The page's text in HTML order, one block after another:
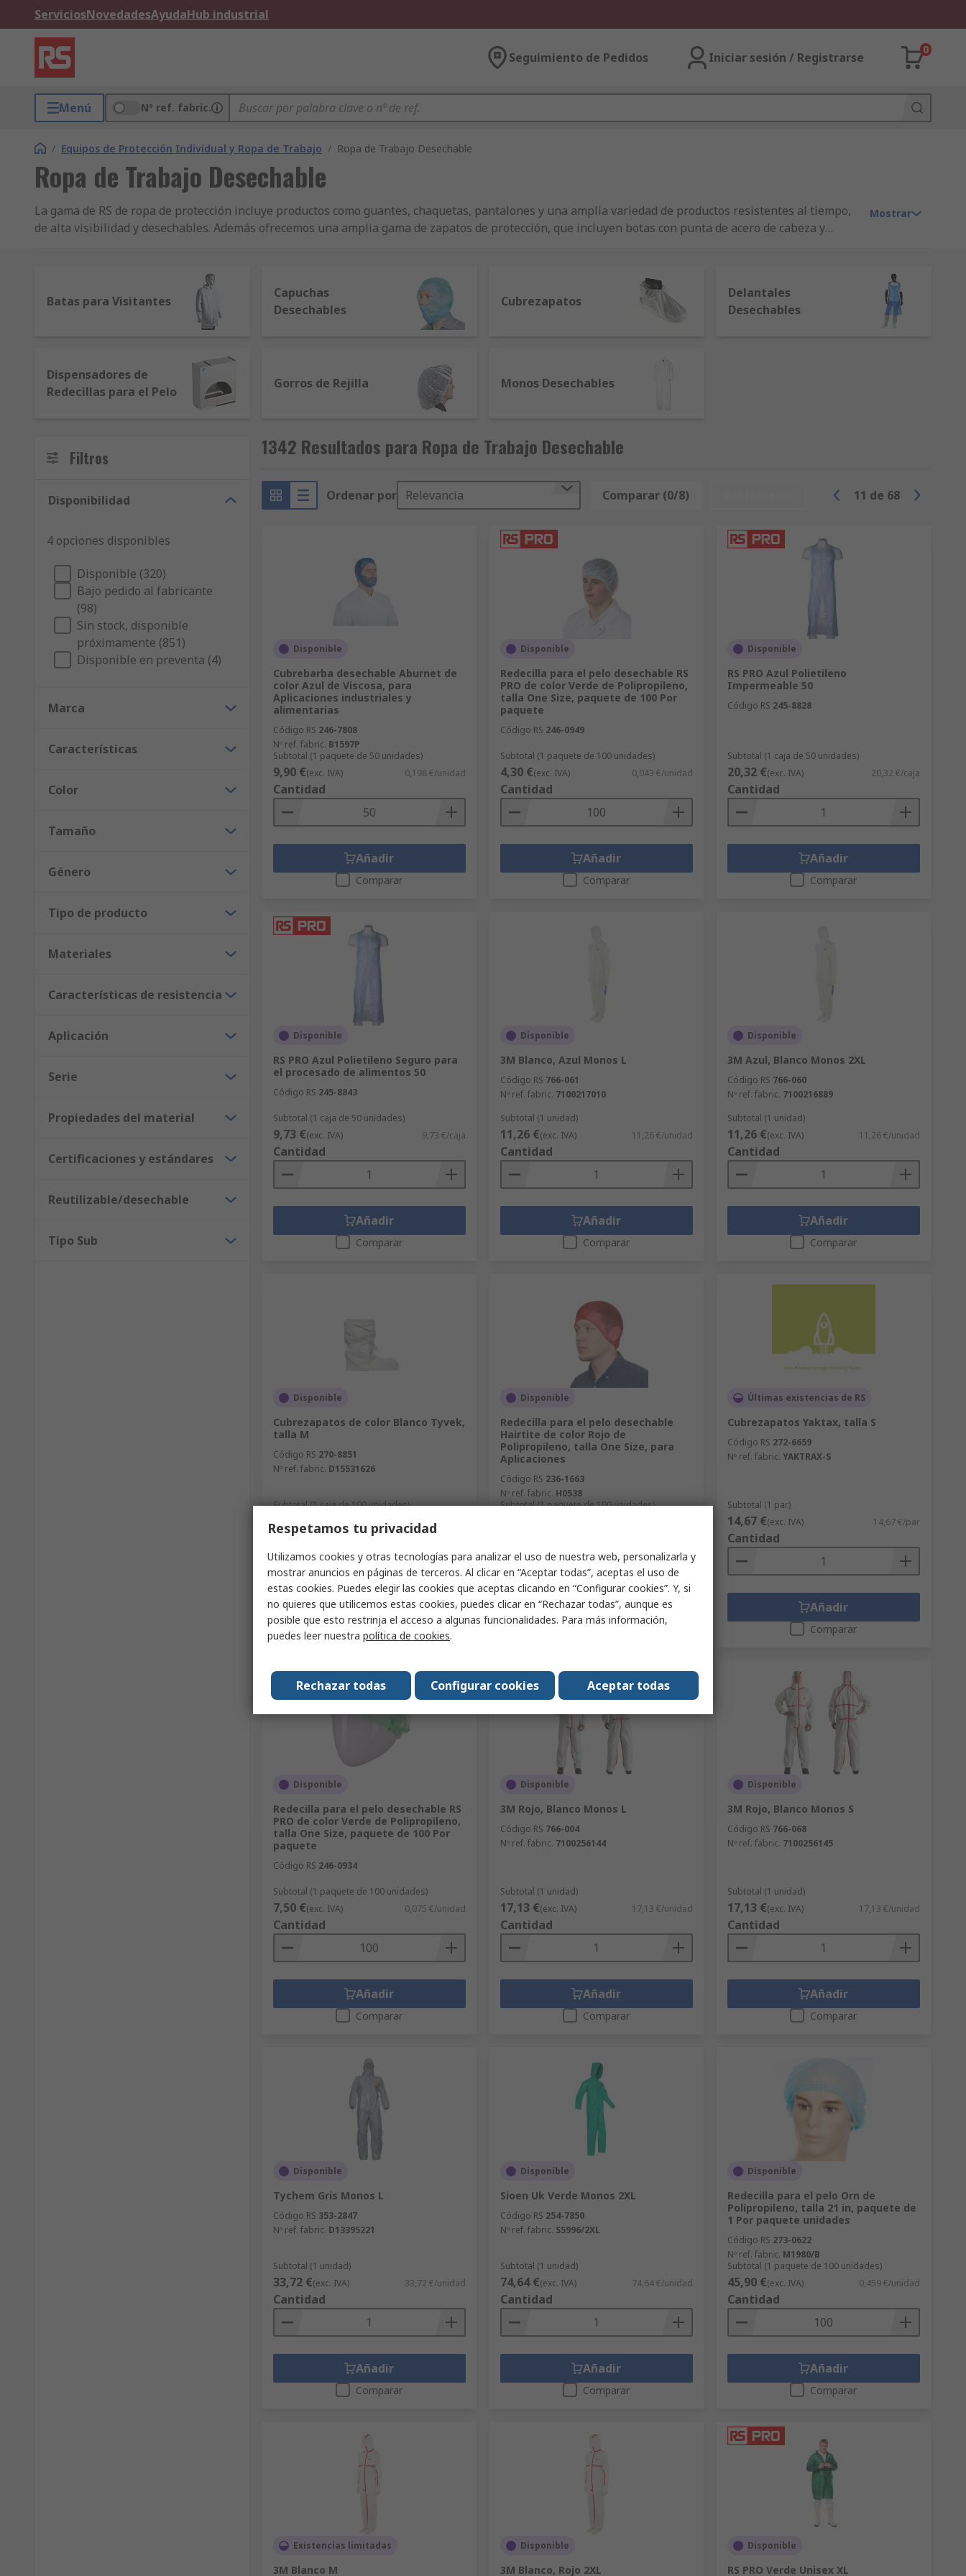
ServiciosNovedadesAyudaHub industrial
Seguimiento de Pedidos Iniciar sesión / Registrarse
0
Menú Nº ref. fabric.
/ Equipos de Protección Individual y Ropa de Trabajo / Ropa de Trabajo Desechable
Ropa de Trabajo Desechable
La gama de RS de ropa de protección incluye productos como guantes, chaquetas, pantalones y una amplia variedad de productos resistentes al tiempo,
de alta visibilidad y desechables. Además ofrecemos una amplia gama de zapatos de protección, que incluyen botas con punta de acero de cabeza y
Mostrar
Batas para Visitantes
Capuchas
Desechables
Cubrezapatos
Delantales
Desechables
Dispensadores de
Redecillas para el Pelo
Gorros de Rejilla Monos Desechables
Filtros
Disponibilidad
4 opciones disponibles
Disponible (320)
Bajo pedido al fabricante
(98)
Sin stock, disponible
próximamente (851)
Disponible en preventa (4)
Marca
Características
Color
Tamaño
Género
Tipo de producto
Materiales
Características de resistencia
Aplicación
Serie
Propiedades del material
Certificaciones y estándares
Reutilizable/desechable
Tipo Sub
1342 Resultados para Ropa de Trabajo Desechable
Ordenar por Relevancia Comparar (0/8) 11 de 68
Disponible
Cubrebarba desechable Aburnet de
color Azul de Viscosa, para
Aplicaciones industriales y
alimentarias
Código RS 246-7808
Nº ref. fabric. B1597P
Subtotal (1 paquete de 50 unidades)
9,90 €(exc. IVA) 0,198 €/unidad
Cantidad
Añadir
Comparar
Disponible
Redecilla para el pelo desechable RS
PRO de color Verde de Polipropileno,
talla One Size, paquete de 100 Por
paquete
Código RS 246-0949
Subtotal (1 paquete de 100 unidades)
4,30 €(exc. IVA) 0,043 €/unidad
Cantidad
Añadir
Comparar
Disponible
RS PRO Azul Polietileno
Impermeable 50
Código RS 245-8828
Subtotal (1 caja de 50 unidades)
20,32 €(exc. IVA) 20,32 €/caja
Cantidad
Añadir
Comparar
Disponible
RS PRO Azul Polietileno Seguro para
el procesado de alimentos 50
Código RS 245-8843
Subtotal (1 caja de 50 unidades)
9,73 €(exc. IVA) 9,73 €/caja
Cantidad
Añadir
Comparar
Disponible
3M Blanco, Azul Monos L
Código RS 766-061
Nº ref. fabric. 7100217010
Subtotal (1 unidad)
11,26 €(exc. IVA) 11,26 €/unidad
Cantidad
Añadir
Comparar
Disponible
3M Azul, Blanco Monos 2XL
Código RS 766-060
Nº ref. fabric. 7100216889
Subtotal (1 unidad)
11,26 €(exc. IVA) 11,26 €/unidad
Cantidad
Añadir
Comparar
Disponible
Cubrezapatos de color Blanco Tyvek,
talla M
Código RS 270-8851
Nº ref. fabric. D15531626
Subtotal (1 caja de 100 unidades)
252,66 € (exc. IVA) 252,66 €/caja
Cantidad
Añadir
Comparar
Disponible
Redecilla para el pelo desechable
Hairtite de color Rojo de
Polipropileno, talla One Size, para
Aplicaciones
Código RS 236-1663
Nº ref. fabric. H0538
Subtotal (1 paquete de 100 unidades)
Añadir
Últimas existencias de RS
Cubrezapatos Yaktax, talla S
Código RS 272-6659
Nº ref. fabric. YAKTRAX-S
Subtotal (1 par)
14,67 €(exc. IVA) 14,67 €/par
Cantidad
Añadir
Comparar
Disponible
Redecilla para el pelo desechable RS
PRO de color Verde de Polipropileno,
talla One Size, paquete de 100 Por
paquete
Código RS 246-0934
Subtotal (1 paquete de 100 unidades)
7,50 €(exc. IVA) 0,075 €/unidad
Cantidad
Añadir
Comparar
Disponible
3M Rojo, Blanco Monos L
Código RS 766-004
Nº ref. fabric. 7100256144
Subtotal (1 unidad)
17,13 €(exc. IVA) 17,13 €/unidad
Cantidad
Añadir
Comparar
Disponible
3M Rojo, Blanco Monos S
Código RS 766-068
Nº ref. fabric. 7100256145
Subtotal (1 unidad)
17,13 €(exc. IVA) 17,13 €/unidad
Cantidad
Añadir
Comparar
Disponible
Tychem Gris Monos L
Código RS 353-2847
Nº ref. fabric. D13395221
Subtotal (1 unidad)
33,72 €(exc. IVA) 33,72 €/unidad
Cantidad
Añadir
Comparar
Disponible
Sioen Uk Verde Monos 2XL
Código RS 254-7850
Nº ref. fabric. S5996/2XL
Subtotal (1 unidad)
74,64 €(exc. IVA) 74,64 €/unidad
Cantidad
Añadir
Comparar
Disponible
Redecilla para el pelo Orn de
Polipropileno, talla 21 in, paquete de
1 Por paquete unidades
Código RS 273-0622
Nº ref. fabric. M1980/B
Subtotal (1 paquete de 100 unidades)
45,90 €(exc. IVA) 0,459 €/unidad
Cantidad
Añadir
Comparar
Existencias limitadas
3M Blanco M
Disponible
3M Blanco, Rojo 2XL
Disponible
RS PRO Verde Unisex XL
Respetamos tu privacidad
Utilizamos cookies y otras tecnologías para analizar el uso de nuestra web, personalizarla y
mostrar anuncios en páginas de terceros. Al clicar en “Aceptar todas”, aceptas el uso de
estas cookies. Puedes elegir las cookies que aceptas clicando en “Configurar cookies”. Y, si
no quieres que utilicemos estas cookies, puedes clicar en “Rechazar todas”, aunque es
posible que esto restrinja el acceso a algunas funcionalidades. Para más información,
puedes leer nuestra política de cookies.
Aceptar todas
Configurar cookies
Rechazar todas